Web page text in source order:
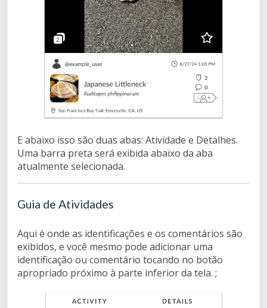
E abaixo isso são duas abas: Atividade e Detalhes.
Uma barra preta será exibida abaixo da aba
atualmente selecionada.
Guia de Atividades
Aqui é onde as identificações e os comentários são
exibidos, e você mesmo pode adicionar uma
identificação ou comentário tocando no botão
apropriado próximo à parte inferior da tela. ;